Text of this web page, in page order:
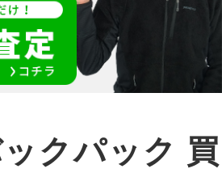
クパック 買